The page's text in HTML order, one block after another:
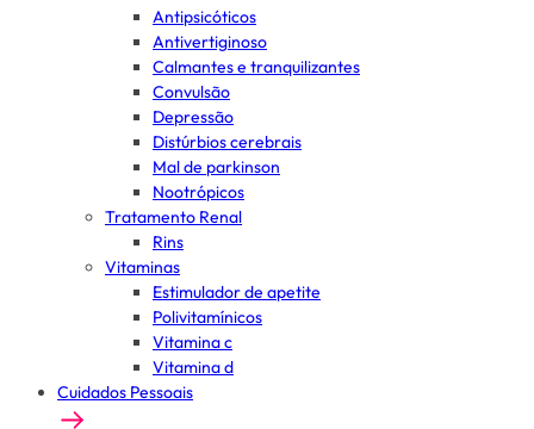
Antipsicóticos
Antivertiginoso
Calmantes e tranquilizantes
Convulsão
Depressão
Distúrbios cerebrais
Mal de parkinson
Nootrópicos
Tratamento Renal
Rins
Vitaminas
Estimulador de apetite
Polivitamínicos
Vitamina c
Vitamina d
Cuidados Pessoais